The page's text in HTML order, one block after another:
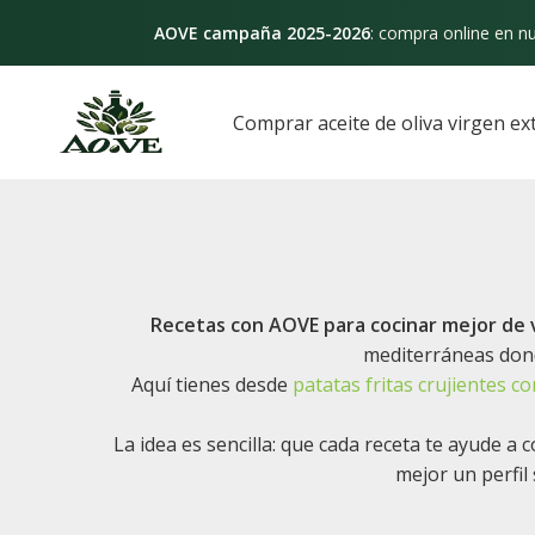
AOVE campaña 2025-2026: compra online en
contenido
Comprar aceite de oliva virgen
Recetas con AOVE para cocinar mejor de
mediterráneas
Aquí tienes desde patatas fritas crujientes
La idea es sencilla: que cada receta te ayude
mejor un perfil
de
entradas